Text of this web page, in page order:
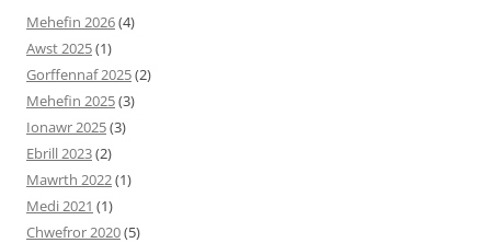
Mehefin 2026(4)
Awst 2025(1)
Gorffennaf 2025(2)
Mehefin 2025(3)
Ionawr 2025(3)
Ebrill 2023(2)
Mawrth 2022(1)
Medi 2021 (1)
Chwefror 2020(5)